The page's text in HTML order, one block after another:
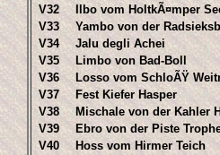
V32
Ilbo vom HoltkÃ¤mper
V33
Yambo von der
V34
Jalu degli Achei
V35
Limbo von Bad-Boll
V36
Losso vom SchloÃŸ
V37
Fest Kiefer Hasper
V38
Mischale von der Kahler
V39
Ebro von der Piste
V40
Hoss vom Hirmer Teich